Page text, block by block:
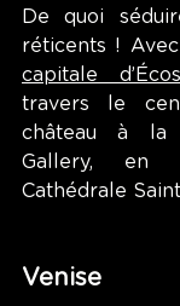
De quoi
réticents !
capitale
travers le
château à la
Gallery, en
Cathédrale
Venise